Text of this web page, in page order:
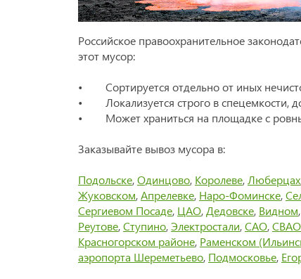
Российское правоохранительное
этот мусор:
• Сортируется отдельно от иных
• Локализуется строго в спецемкости,
• Может храниться на площадке с
Заказывайте вывоз мусора в:
Подольске,Одинцово, Королеве, Люберцах
Жуковском,Апрелевке, Наро-Фоминске,
Сергиевом Посаде, ЦАО, Дедовске, Видном,
Реутове,Ступино,Электростали,САО,СВАО
Красногорском районе, Раменском
аэропорта Шереметьево, Подмосковье,